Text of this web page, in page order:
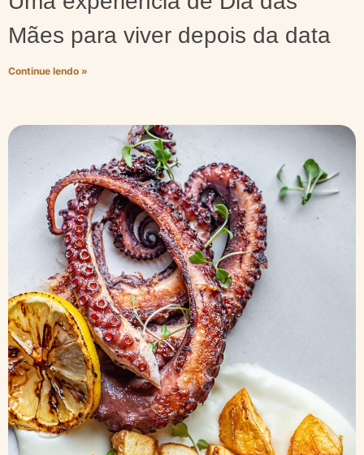
Mães para viver depois da data
Continue lendo »